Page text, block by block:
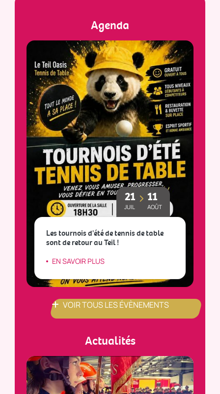
Agenda
21
JUIL
11
AOÛT
Les tournois d'été de tennis de table
sont de retour au Teil !
EN SAVOIR PLUS
VOIR TOUS LES ÉVÈNEMENTS
Actualités